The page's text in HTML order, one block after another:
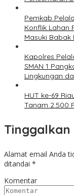
Pemkab
Konflik Lahan
Masuki Babak
Kapolres
SMAN 1
Lingkungan
HUT ke-69
Tanam 2.500
Tinggalkan
Alamat email Anda
ditandai *
Komentar